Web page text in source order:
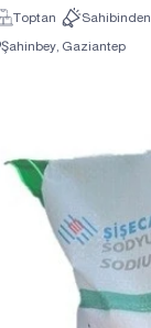
Toptan
Sahibinden
Şahinbey, Gaziantep